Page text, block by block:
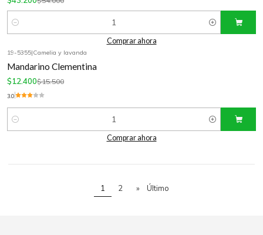
Cantidad
Comprar ahora
19-5355|Camelia y lavanda
Mandarino Clementina
$12.400$15.500
3.0
Cantidad
Comprar ahora
1 2 » Último